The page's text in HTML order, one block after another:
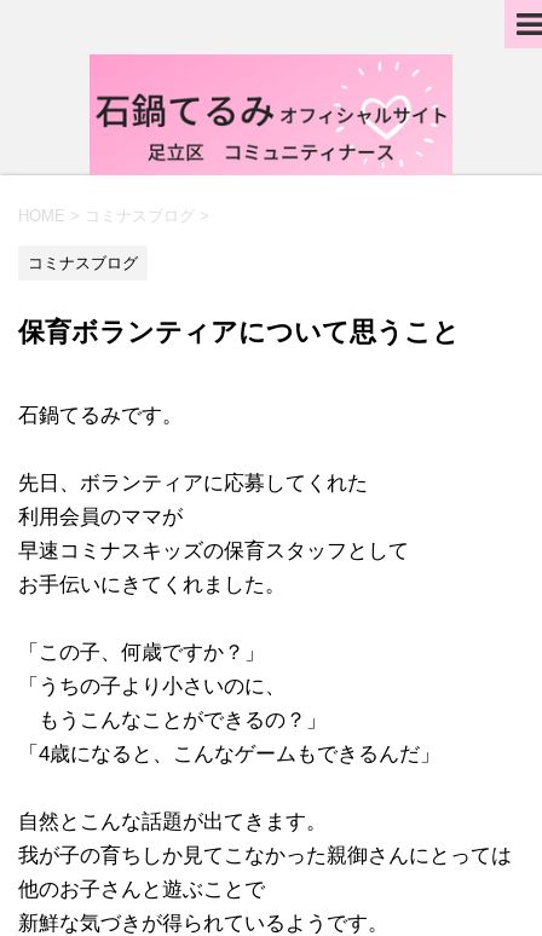
HOME > コミナスブログ >
コミナスブログ
保育ボランティアについて思うこと
石鍋てるみです。
先日、ボランティアに応募してくれた
利用会員のママが
早速コミナスキッズの保育スタッフとして
お手伝いにきてくれました。
「この子、何歳ですか？」
「うちの子より小さいのに、
もうこんなことができるの？」
「4歳になると、こんなゲームもできるんだ」
自然とこんな話題が出てきます。
我が子の育ちしか見てこなかった親御さんにとっては
他のお子さんと遊ぶことで
新鮮な気づきが得られているようです。